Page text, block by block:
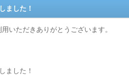
ました！
いただきありがとうございます。
ました！